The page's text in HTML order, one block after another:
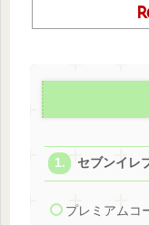
セブンイレ
プレミアムコ